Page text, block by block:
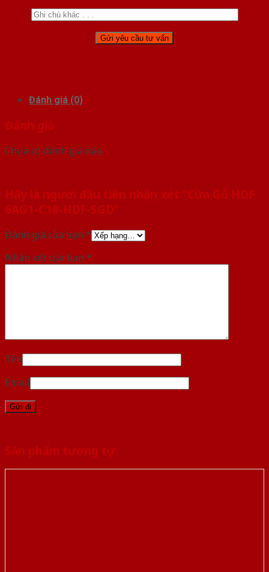
Đánh giá (0)
Đánh giá
Chưa có đánh giá nào.
Hãy là người đầu tiên nhận xét “Cửa Gỗ HDF
6AG1-C10-HDF-SGD”
Đánh giá của bạn *
Nhận xét của bạn *
Tên
Email
Sản phẩm tương tự